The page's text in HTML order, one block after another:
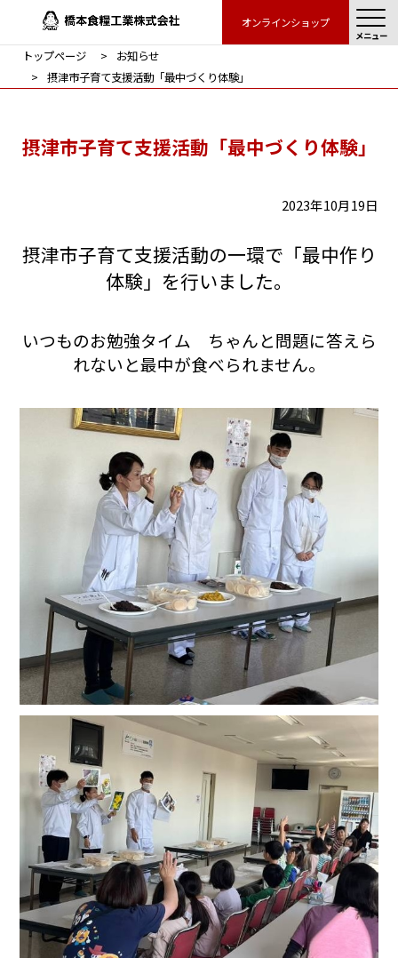
オンラインショップ
メニュー
トップページ
お知らせ
摂津市子育て支援活動「最中づくり体験」
摂津市子育て支援活動「最中づくり体験」
2023年10月19日
摂津市子育て支援活動の一環で「最中作り
体験」を行いました。
いつものお勉強タイム ちゃんと問題に答えら
れないと最中が食べられません。